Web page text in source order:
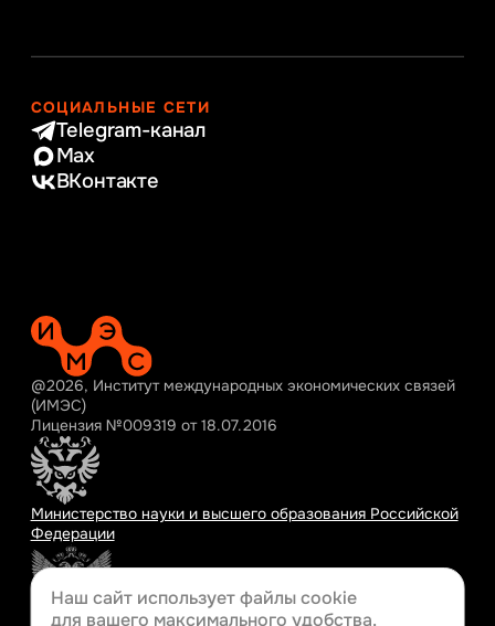
СОЦИАЛЬНЫЕ СЕТИ
Telegram-канал
Max
ВКонтакте
@2026, Институт международных экономических связей
(ИМЭС)
Лицензия №009319 от 18.07.2016
Министерство науки и высшего образования Российской
Федерации
Наш сайт использует файлы cookie
для вашего максимального удобства.